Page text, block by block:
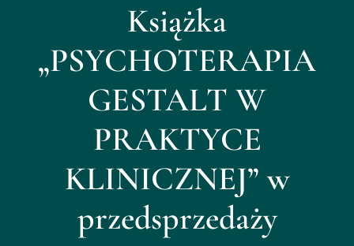
Członkostwo
Dla psychoterapeutów
KONFERENCJA 2026
Aktualności
Książka
„PSYCHOTERAPIA
GESTALT W
PRAKTYCE
KLINICZNEJ” w
przedsprzedaży